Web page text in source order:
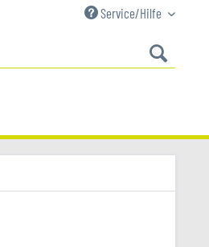
Service/Hilfe